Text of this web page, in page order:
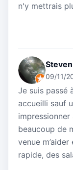
n'y mettrais
09/11/
Je suis passé
accueilli sauf
beaucoup de
venue
rapide, des